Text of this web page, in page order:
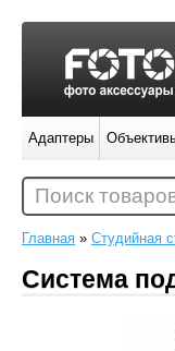
Главная » Студийная
Система
Адаптеры
Поиск